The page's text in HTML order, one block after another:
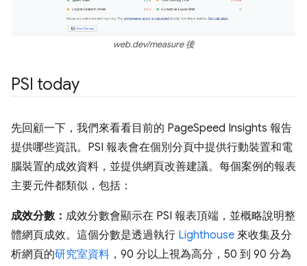
web.dev/measure 後
PSI today
先回顧一下，我們來看看目前的 PageSpeed Insights 報告
提供哪些資訊。PSI 報表會在個別分頁中提供行動裝置和電
腦裝置的成效資料，並提供網頁改善建議。每個案例的報表
主要元件都類似，包括：
成效分數： 成效分數會顯示在 PSI 報表頂端，並概略說明整
體網頁成效。這個分數是透過執行 Lighthouse 來收集及分
析網頁的研究室資料 ，90 分以上視為高分，50 到 90 分為